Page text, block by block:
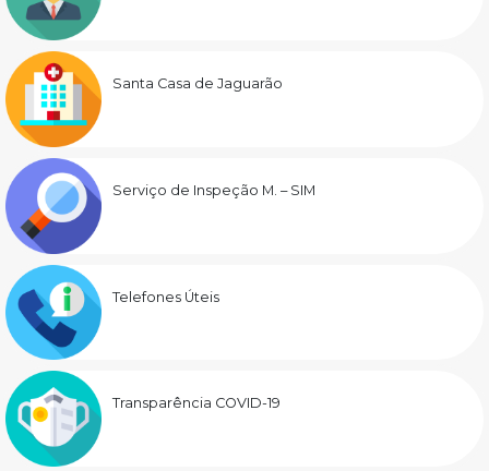
Santa Casa de Jaguarão
Serviço de Inspeção M. – SIM
Telefones Úteis
Transparência COVID-19